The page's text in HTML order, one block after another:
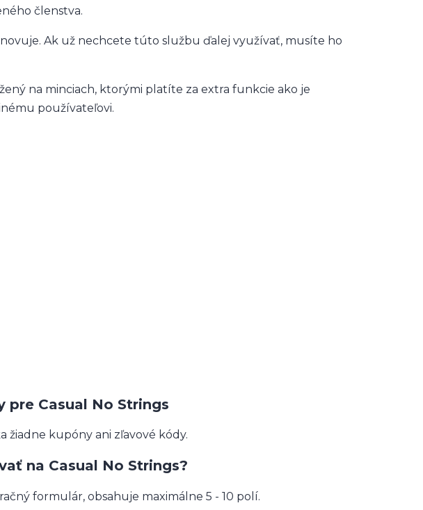
členstva.
Ak už nechcete túto službu ďalej využívať, musíte ho
na minciach, ktorými platíte za extra funkcie ako je
používateľovi.
pre Casual No Strings
žiadne kupóny ani zľavové kódy.
na Casual No Strings?
formulár, obsahuje maximálne 5 - 10 polí.